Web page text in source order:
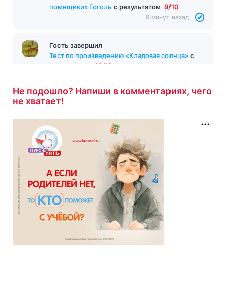
помещики» Гоголь с результатом 9/10
9 минут назад
Гость завершил
Тест по произведению «Кладовая солнца» с
10/12
Не подошло? Напиши в комментариях, чего
не хватает!